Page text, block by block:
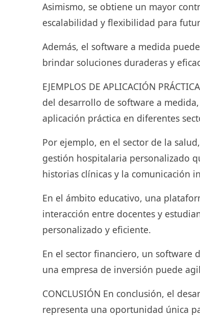
Asimismo, se obtiene un mayor
escalabilidad y flexibilidad para
Además, el software a medida
brindar soluciones duraderas y
EJEMPLOS DE APLICACIÓN
del desarrollo de software a
aplicación práctica en diferentes
Por ejemplo, en el sector de la
gestión hospitalaria personalizado
historias clínicas y la comunicación
En el ámbito educativo, una
interacción entre docentes y
personalizado y eficiente.
En el sector financiero, un software
una empresa de inversión puede
CONCLUSIÓN En conclusión, el
representa una oportunidad única